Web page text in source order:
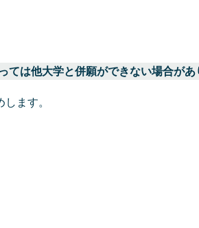
ては他大学と併願ができない場合があ
ます。